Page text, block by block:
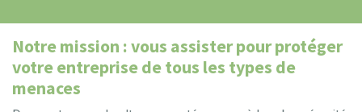
Notre mission : vous assister pour protéger
votre entreprise de tous les types de
menaces